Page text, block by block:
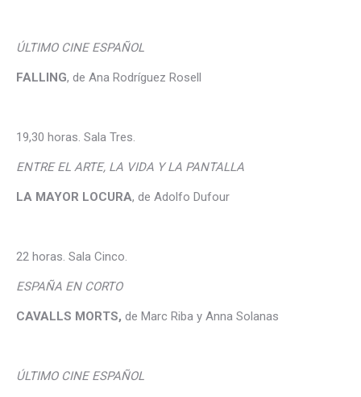
ÚLTIMO CINE ESPAÑOL
FALLING, de Ana Rodríguez Rosell
19,30 horas. Sala Tres.
ENTRE EL ARTE, LA VIDA Y LA PANTALLA
LA MAYOR LOCURA, de Adolfo Dufour
22 horas. Sala Cinco.
ESPAÑA EN CORTO
CAVALLS MORTS, de Marc Riba y Anna Solanas
ÚLTIMO CINE ESPAÑOL